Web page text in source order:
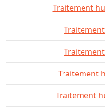
Traitement
Traitement
Traitement